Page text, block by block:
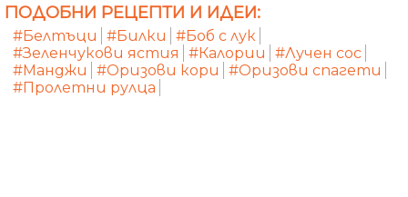
ПОДОБНИ РЕЦЕПТИ И ИДЕИ:
#Белтъци #Билки
#Боб с лук
#Зеленчукови ястия
#Калории
#Лучен сос
#Манджи
#Оризови кори
#Оризови спагети
#Пролетни рулца